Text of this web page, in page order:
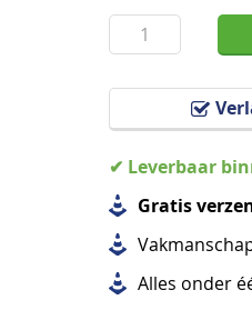
✔ Leverbaar
Gratis
Alles onder